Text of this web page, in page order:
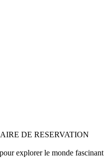
DE RESERVATION
explorer le monde